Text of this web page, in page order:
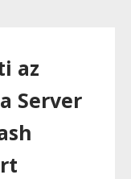
az
Server